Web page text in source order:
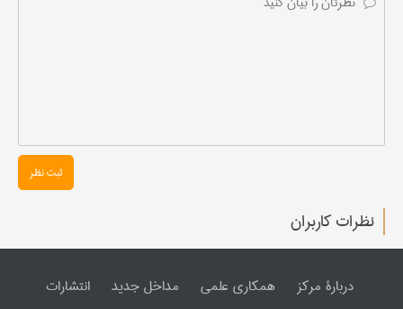
ثبت نظر
نظرات کاربران
دربارۀ مرکز همکاری علمی مداخل جدید
انتشارات